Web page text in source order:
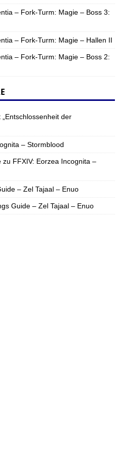
– Fork-Turm: Magie – Boss 3:
– Fork-Turm: Magie – Hallen II
– Fork-Turm: Magie – Boss 2:
der
– Stormblood
zu FFXIV: Eorzea Incognita –
– Zel Tajaal – Enuo
Guide – Zel Tajaal – Enuo